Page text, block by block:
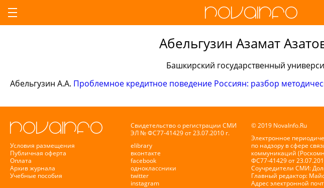
Абельгузин Азамат
Башкирский государственный
Абельгузин А.А. Проблемное кредитное поведение Россиян: разбор
Условия размещения
Публичная оферта
Оплата
Архив журнала
Учебные пособия
Свидетельство о регистрации СМИ
ЭЛ № ФС77-41429 от 23.07.2010 г.
elibrary
вконтакте
facebook
одноклассники
twitter
instagram
© 2019 NovaInfo.Ru
Электронное
по надзору в сфере
коммуникаций
ФС77-41429 от
Соучредители СМИ:
Главный редактор:
Адрес электронной